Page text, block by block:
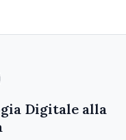
Digitale alla